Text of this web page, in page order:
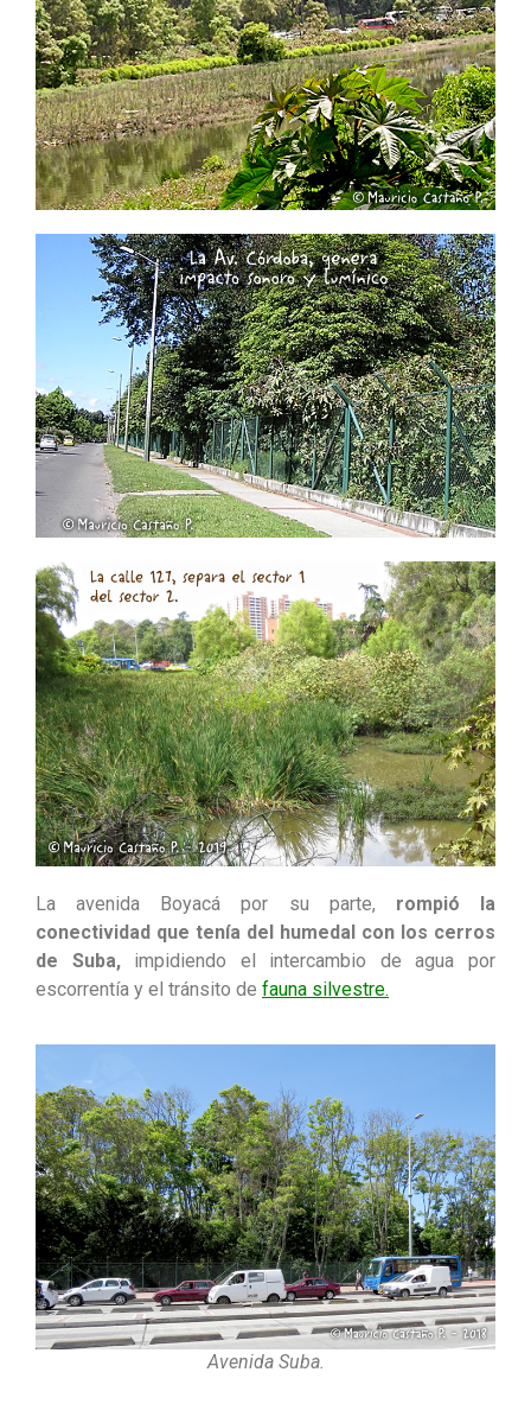
La avenida Boyacá por su parte, rompió la
conectividad que tenía del humedal con los cerros
de Suba,impidiendo el intercambio de agua por
escorrentía y el tránsito de fauna silvestre.
Avenida Suba.